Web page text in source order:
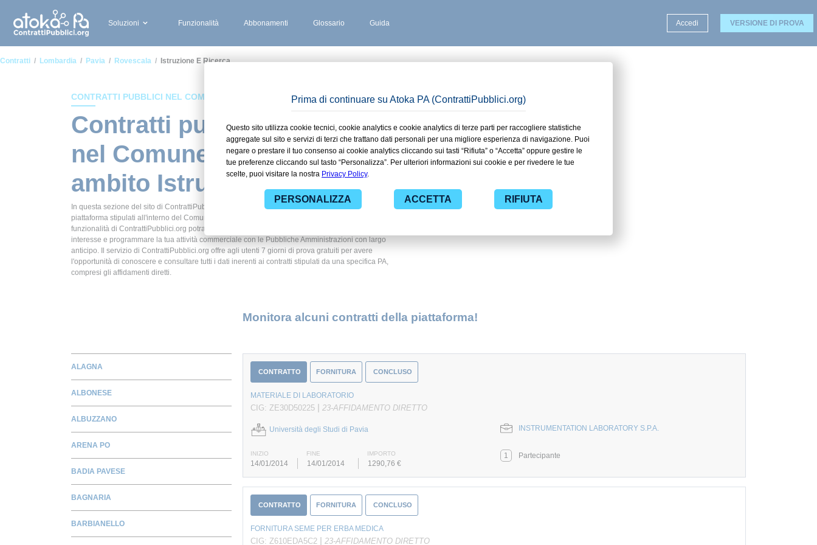
Soluzioni Funzionalità Abbonamenti Glossario Guida Accedi VERSIONE DI PROVA
Contratti Lombardia Pavia Rovescala Istruzione E Ricerca
CONTRATTI PUBBLICI NEL COMUNE DI ROVESCALA
Contratti pubblici stipulati
nel Comune di Rovescala in
ambito Istruzione e ricerca
In questa sezione del sito di ContrattiPubblici.org potrai avere ad alcuni dei contratti presenti nella
piattaforma stipulati all'interno del Comune di Rovescala in ambito Istruzione e ricerca. Grazie alle
funzionalità di ContrattiPubblici.org potrai monitorare la scadenza dei contratti pubblici di tuo
interesse e programmare la tua attività commerciale con le Pubbliche Amministrazioni con largo
anticipo. Il servizio di ContrattiPubblici.org offre agli utenti 7 giorni di prova gratuiti per avere
l'opportunità di conoscere e consultare tutti i dati inerenti ai contratti stipulati da una specifica PA,
compresi gli affidamenti diretti.
Monitora alcuni contratti della piattaforma!
ALAGNA
ALBONESE
ALBUZZANO
ARENA PO
BADIA PAVESE
BAGNARIA
BARBIANELLO
CONTRATTO FORNITURA CONCLUSO
MATERIALE DI LABORATORIO
CIG: ZE30D50225 | 23-AFFIDAMENTO DIRETTO
Università degli Studi di Pavia INSTRUMENTATION LABORATORY S.P.A.
INIZIO FINE IMPORTO
14/01/2014 14/01/2014 1290,76 €
1 Partecipante
CONTRATTO FORNITURA CONCLUSO
FORNITURA SEME PER ERBA MEDICA
CIG: Z610EDA5C2 | 23-AFFIDAMENTO DIRETTO